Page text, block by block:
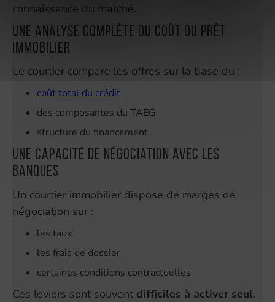
connaissance du marché.
Une analyse complète du coût du prêt
immobilier
Le courtier compare les offres sur la base du :
coût total du crédit
des composantes du TAEG
structure du financement
Une capacité de négociation avec les
banques
Un courtier immobilier dispose de marges de
négociation sur :
les taux
les frais de dossier
certaines conditions contractuelles
Ces leviers sont souvent difficiles à activer seul.